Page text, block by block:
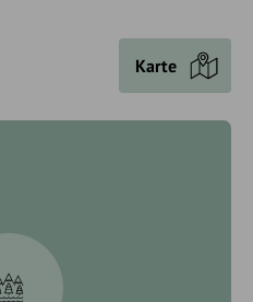
Karte